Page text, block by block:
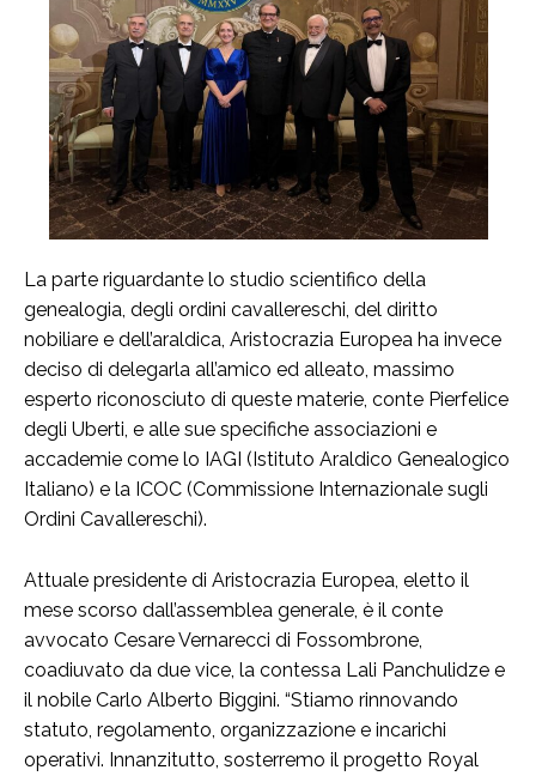
La parte riguardante lo studio scientifico della
genealogia, degli ordini cavallereschi, del diritto
nobiliare e dell’araldica, Aristocrazia Europea ha invece
deciso di delegarla all’amico ed alleato, massimo
esperto riconosciuto di queste materie, conte Pierfelice
degli Uberti, e alle sue specifiche associazioni e
accademie come lo IAGI (Istituto Araldico Genealogico
Italiano) e la ICOC (Commissione Internazionale sugli
Ordini Cavallereschi).
Attuale presidente di Aristocrazia Europea, eletto il
mese scorso dall’assemblea generale, è il conte
avvocato Cesare Vernarecci di Fossombrone,
coadiuvato da due vice, la contessa Lali Panchulidze e
il nobile Carlo Alberto Biggini. “Stiamo rinnovando
statuto, regolamento, organizzazione e incarichi
operativi. Innanzitutto, sosterremo il progetto Royal